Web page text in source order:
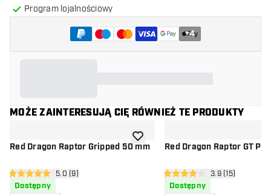
Program lojalnościowy
+4
MOŻE ZAINTERESUJĄ CIĘ RÓWNIEŻ TE PRODUKTY
Red Dragon Raptor Gripped 50 mm
otwórz panel recenzji
5 gwiazdki oceny5.0 (9)
Dostępny
dodaj do listy życzeń
Red Dragon Raptor GT
otwórz panel
3.9 gwiazdki oceny
3.9 (15)
Dostępny